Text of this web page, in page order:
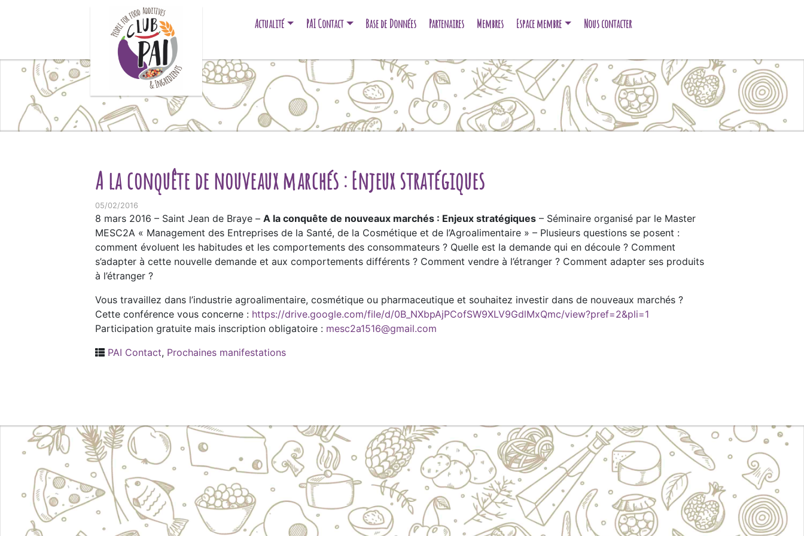
Actualité PAI Contact Base de Données Partenaires Membres Espace membre Nous contacter
A la conquête de nouveaux marchés : Enjeux stratégiques
05/02/2016
8 mars 2016 – Saint Jean de Braye – A la conquête de nouveaux marchés : Enjeux stratégiques – Séminaire organisé par le Master
MESC2A « Management des Entreprises de la Santé, de la Cosmétique et de l’Agroalimentaire » – Plusieurs questions se posent :
comment évoluent les habitudes et les comportements des consommateurs ? Quelle est la demande qui en découle ? Comment
s’adapter à cette nouvelle demande et aux comportements différents ? Comment vendre à l’étranger ? Comment adapter ses produits
à l’étranger ?
Vous travaillez dans l’industrie agroalimentaire, cosmétique ou pharmaceutique et souhaitez investir dans de nouveaux marchés ?
Cette conférence vous concerne : https://drive.google.com/file/d/0B_NXbpAjPCofSW9XLV9GdlMxQmc/view?pref=2&pli=1
Participation gratuite mais inscription obligatoire : mesc2a1516@gmail.com
PAI Contact, Prochaines manifestations